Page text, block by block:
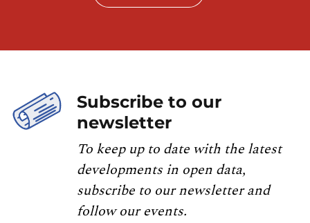
Subscribe to our
newsletter
To keep up to date with the latest
developments in open data,
subscribe to our newsletter and
follow our events.